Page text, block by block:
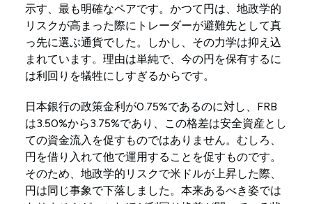
示す、最も明確なペアです。かつて円は、地政学的
リスクが高まった際にトレーダーが避難先として真
っ先に選ぶ通貨でした。しかし、その力学は抑え込
まれています。理由は単純で、今の円を保有するに
は利回りを犠牲にしすぎるからです。
日本銀行の政策金利が0.75%であるのに対し、FRB
は3.50%から3.75%であり、この格差は安全資産とし
ての資金流入を促すものではありません。むしろ、
円を借り入れて他で運用することを促すものです。
そのため、地政学的リスクで米ドルが上昇した際、
円は同じ事象で下落しました。本来あるべき姿では